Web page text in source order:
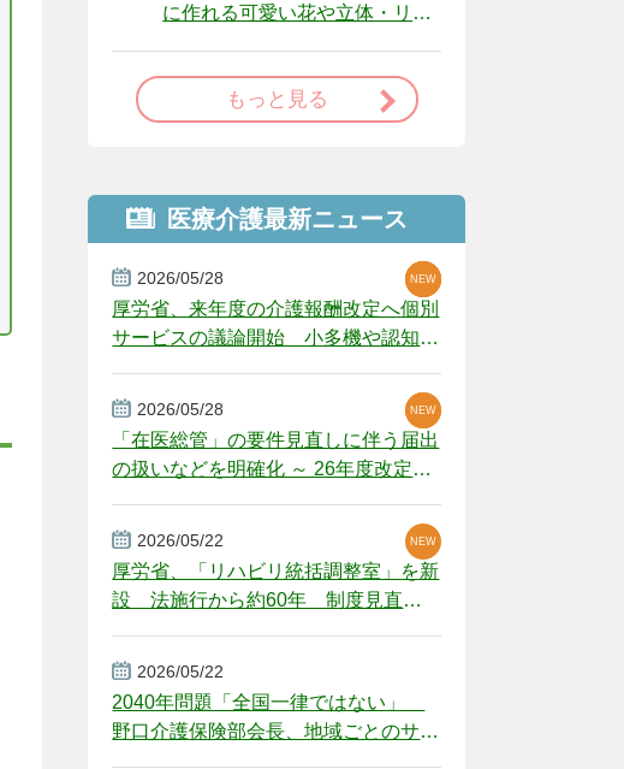
に作れる可愛い花や立体・リー
もっと見る
医療介護最新ニュース
2026/05/28
厚労省、来年度の介護報酬改定へ個別
サービスの議論開始 小多機や認知症
NEW
NEW
NEW
2026/05/28
「在医総管」の要件見直しに伴う届出
の扱いなどを明確化 ～ 26年度改定疑
NEW
NEW
2026/05/22
厚労省、「リハビリ統括調整室」を新
設 法施行から約60年 制度見直し
NEW
2026/05/22
2040年問題「全国一律ではない」
野口介護保険部会長、地域ごとのサー